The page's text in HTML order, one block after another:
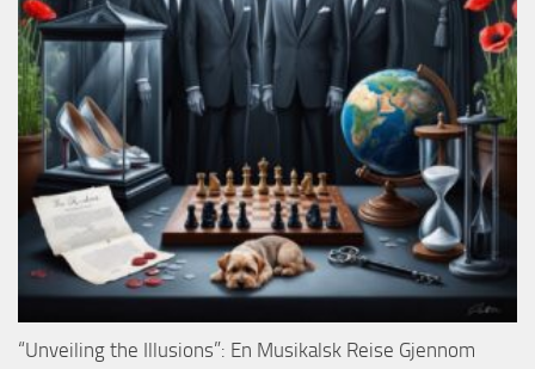
“Unveiling the Illusions”: En Musikalsk Reise Gjennom